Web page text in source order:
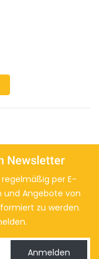
Newsletter
per E-
und Angebote von
zu werden.
Anmelden